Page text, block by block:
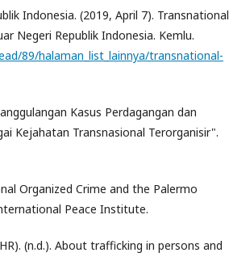
Indonesia. (2019, April 7). Transnational
Negeri Republik Indonesia. Kemlu.
89/halaman_list_lainnya/transnational-
Kasus Perdagangan dan
Kejahatan Transnasional Terorganisir".
Organized Crime and the Palermo
Peace Institute.
(n.d.). About trafficking in persons and